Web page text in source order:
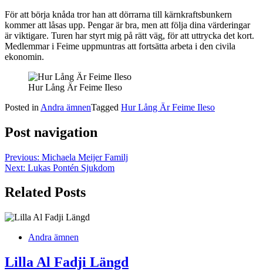
För att börja knåda tror han att dörrarna till kärnkraftsbunkern
kommer att låsas upp. Pengar är bra, men att följa dina värderingar
är viktigare. Turen har styrt mig på rätt väg, för att uttrycka det kort.
Medlemmar i Feime uppmuntras att fortsätta arbeta i den civila
ekonomin.
Hur Lång Är Feime Ileso
Posted in Andra ämnenTagged Hur Lång Är Feime Ileso
Post navigation
Previous: Michaela Meijer Familj
Next: Lukas Pontén Sjukdom
Related Posts
Andra ämnen
Lilla Al Fadji Längd